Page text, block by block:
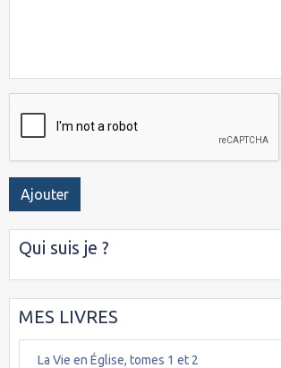
Ajouter
Qui suis je ?
MES LIVRES
La Vie en Église, tomes 1 et 2